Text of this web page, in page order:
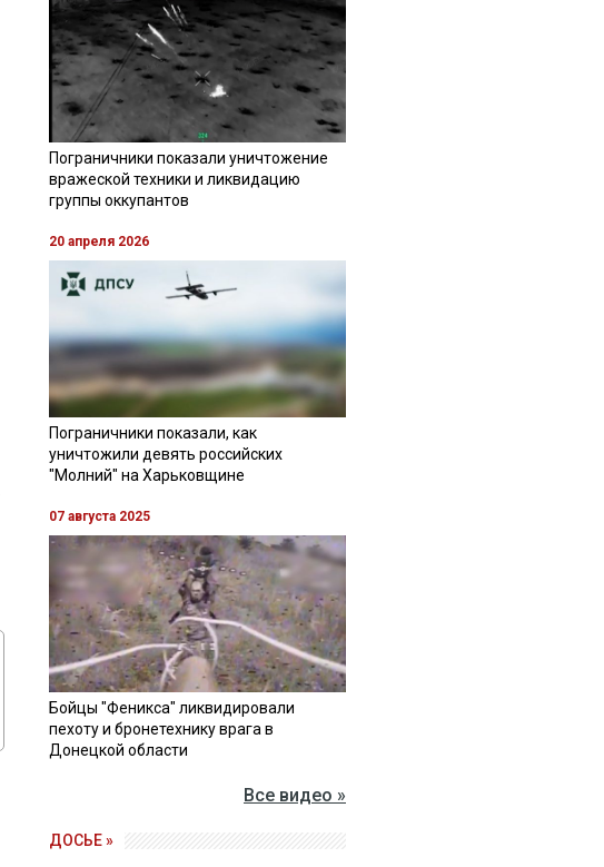
Пограничники показали уничтожение
вражеской техники и ликвидацию
группы оккупантов
20 апреля 2026
Пограничники показали, как
уничтожили девять российских
"Молний" на Харьковщине
07 августа 2025
Бойцы "Феникса" ликвидировали
пехоту и бронетехнику врага в
Донецкой области
Все видео »
ДОСЬЕ »